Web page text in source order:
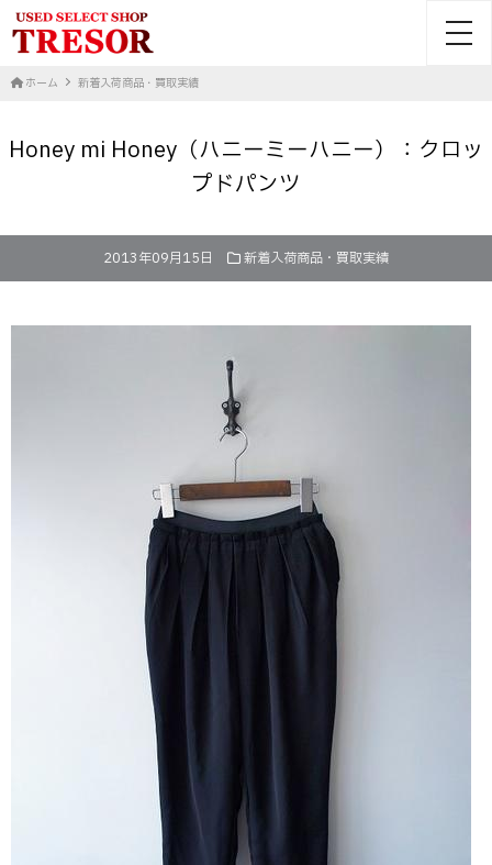
ホーム 新着入荷商品・買取実績
Honey mi Honey（ハニーミーハニー）：クロッ
プドパンツ
2013年09月15日 新着入荷商品・買取実績